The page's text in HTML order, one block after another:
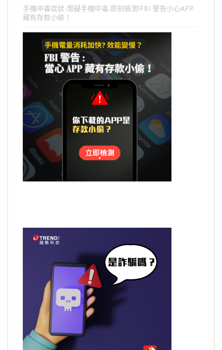
手機中毒症狀-懷疑手機中毒,即刻檢測!FBI 警告小心APP
藏有存款小偷！